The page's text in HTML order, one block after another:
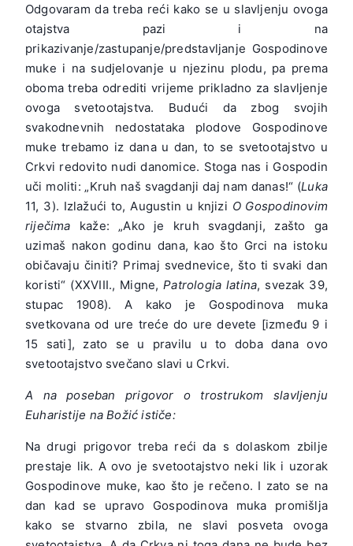
Odgovaram da treba reći kako se u slavljenju ovoga
otajstva pazi i na
prikazivanje/zastupanje/predstavljanje Gospodinove
muke i na sudjelovanje u njezinu plodu, pa prema
oboma treba odrediti vrijeme prikladno za slavljenje
ovoga svetootajstva. Budući da zbog svojih
svakodnevnih nedostataka plodove Gospodinove
muke trebamo iz dana u dan, to se svetootajstvo u
Crkvi redovito nudi danomice. Stoga nas i Gospodin
uči moliti: „Kruh naš svagdanji daj nam danas!“ (Luka
11, 3). Izlažući to, Augustin u knjizi O Gospodinovim
riječima kaže: „Ako je kruh svagdanji, zašto ga
uzimaš nakon godinu dana, kao što Grci na istoku
običavaju činiti? Primaj svednevice, što ti svaki dan
koristi“ (XXVIII., Migne,Patrologia latina, svezak 39,
stupac 1908). A kako je Gospodinova muka
svetkovana od ure treće do ure devete [između 9 i
15 sati], zato se u pravilu u to doba dana ovo
svetootajstvo svečano slavi u Crkvi.
A na poseban prigovor o trostrukom slavljenju
Euharistije na Božić ističe:
Na drugi prigovor treba reći da s dolaskom zbilje
prestaje lik. A ovo je svetootajstvo neki lik i uzorak
Gospodinove muke, kao što je rečeno. I zato se na
dan kad se upravo Gospodinova muka promišlja
kako se stvarno zbila, ne slavi posveta ovoga